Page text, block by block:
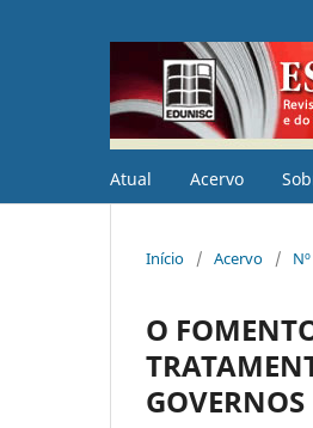
Atual Acervo
Início / Acervo /
O
GOVERNOS